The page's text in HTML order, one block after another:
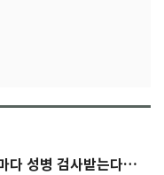
다 성병 검사받는다…